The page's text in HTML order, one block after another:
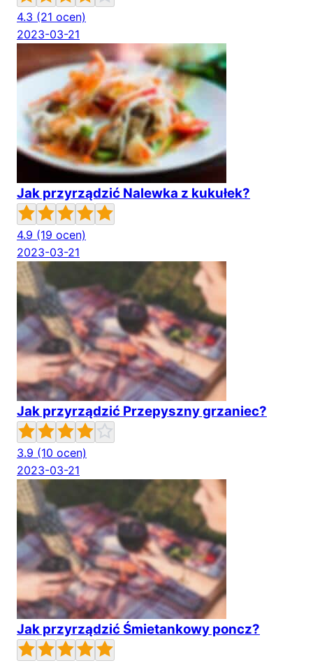
4.3 (21 ocen)
2023-03-21
Jak przyrządzić Nalewka z kukułek?
4.9 (19 ocen)
2023-03-21
Jak przyrządzić Przepyszny grzaniec?
3.9 (10 ocen)
2023-03-21
Jak przyrządzić Śmietankowy poncz?